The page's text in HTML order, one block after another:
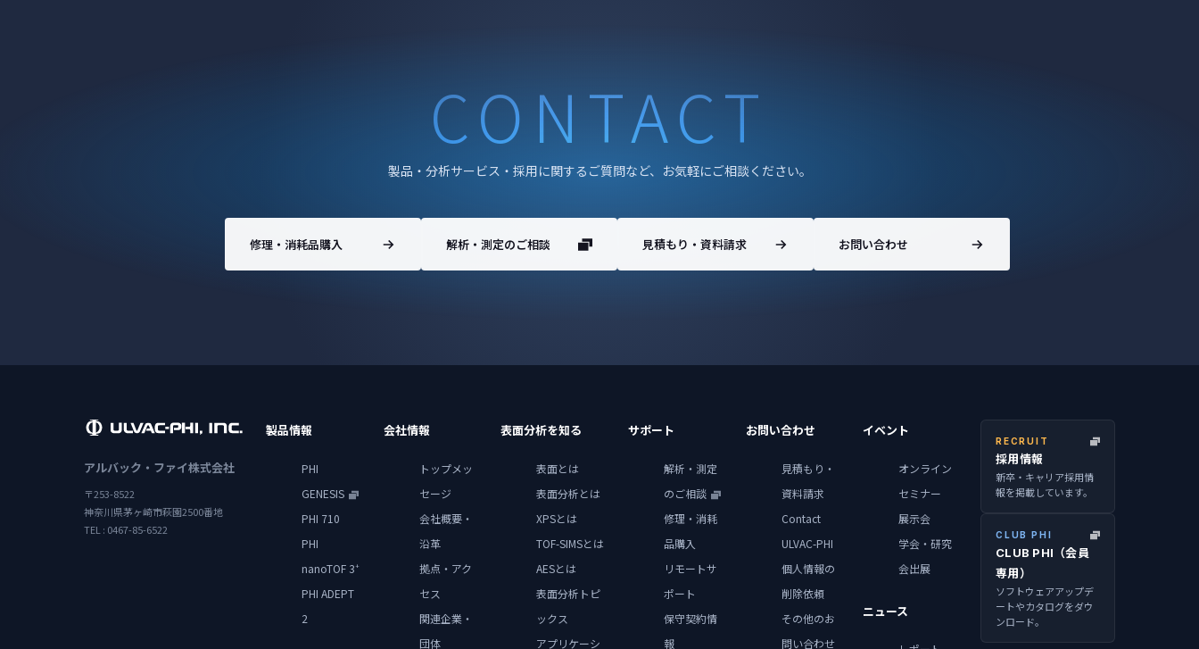
CONTACT
製品・分析サービス・採用に関するご質問など、お気軽にご相談ください。
修理・消耗品購入 解析・測定のご相談 見積もり・資料請求 お問い合わせ
アルバック・ファイ株式会社
〒253-8522
神奈川県茅ヶ崎市萩園2500番地
TEL : 0467-85-6522
製品情報
PHI
GENESIS
PHI 710
PHI
nanoTOF 3+
PHI ADEPT
2
会社情報
トップメッ
セージ
会社概要・
沿革
拠点・アク
セス
関連企業・
団体
表面分析を知る
表面とは
表面分析とは
XPSとは
TOF-SIMSとは
AESとは
表面分析トピ
ックス
アプリケーシ
サポート
解析・測定
のご相談
修理・消耗
品購入
リモートサ
ポート
保守契約情
報
お問い合わせ
見積もり・
資料請求
Contact
ULVAC-PHI
個人情報の
削除依頼
その他のお
問い合わせ
イベント
オンライン
セミナー
展示会
学会・研究
会出展
ニュース
RECRUIT
採用情報
新卒・キャリア採用情
報を掲載しています。
CLUB PHI
CLUB PHI（会員
専用）
ソフトウェアアップデ
ートやカタログをダウ
ンロード。